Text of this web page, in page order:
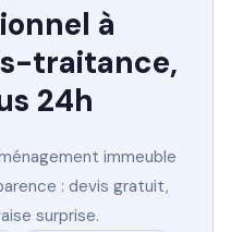
à
traitance,
24h
immeuble
: devis gratuit,
surprise.